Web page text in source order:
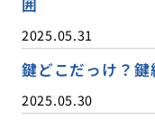
囲
2025.05.31
鍵どこだっけ？
2025.05.30